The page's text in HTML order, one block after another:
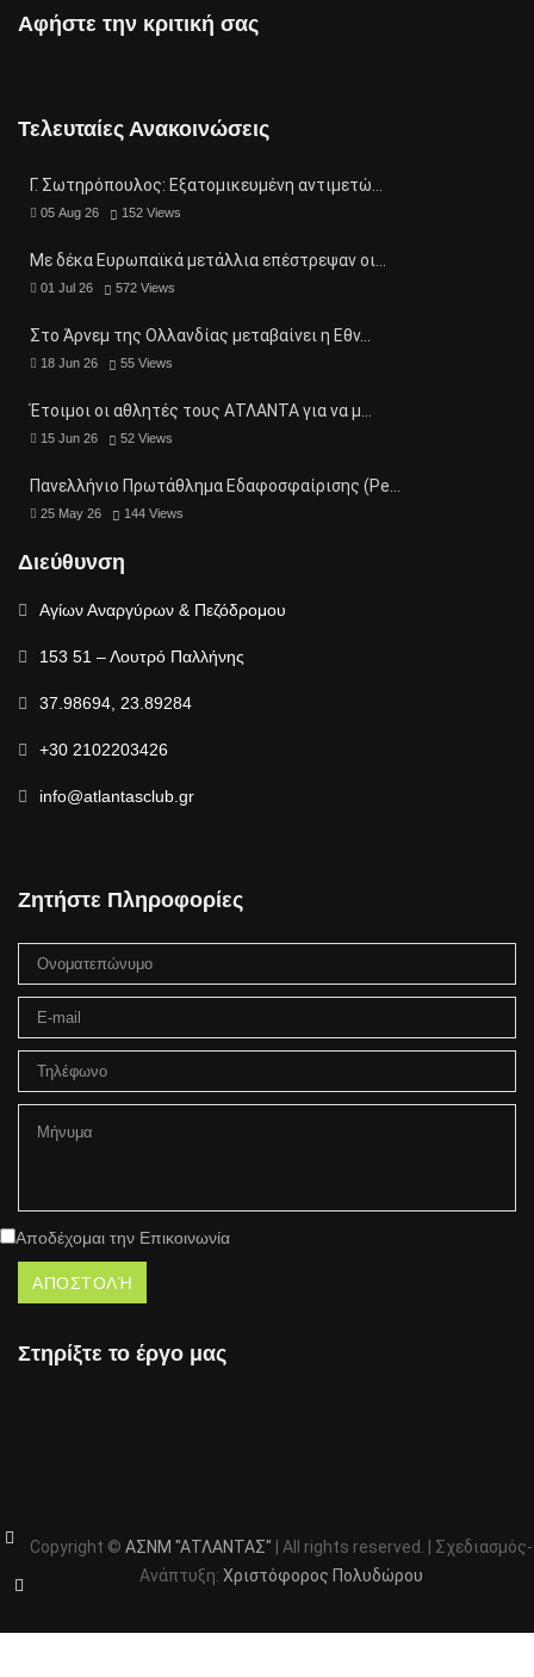
Αφήστε την κριτική σας
Τελευταίες Ανακοινώσεις
Γ. Σωτηρόπουλος: Eξατομικευμένη αντιμετώ…
05 Aug 26 152 Views
Με δέκα Ευρωπαϊκά μετάλλια επέστρεψαν οι…
01 Jul 26 572 Views
Στο Άρνεμ της Ολλανδίας μεταβαίνει η Εθν…
18 Jun 26 55 Views
Έτοιμοι οι αθλητές τους ΑΤΛΑΝΤΑ για να μ…
15 Jun 26 52 Views
Πανελλήνιο Πρωτάθλημα Εδαφοσφαίρισης (Pe…
25 May 26 144 Views
Διεύθυνση
Αγίων Αναργύρων & Πεζόδρομου
153 51 – Λουτρό Παλλήνης
37.98694, 23.89284
+30 2102203426
info@atlantasclub.gr
Ζητήστε Πληροφορίες
Αποδέχομαι την Επικοινωνία
Στηρίξτε το έργο μας
Copyright © ΑΣΝΜ "ΑΤΛΑΝΤΑΣ" | All rights reserved. | Σχεδιασμός-
Ανάπτυξη: Χριστόφορος Πολυδώρου